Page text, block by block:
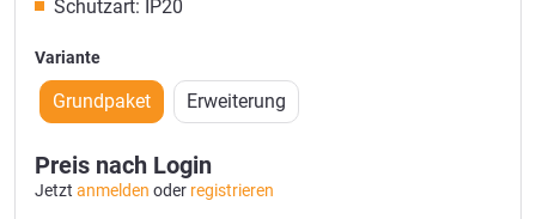
Schutzart: IP20
Variante
Grundpaket Erweiterung
Preis nach Login
Jetzt anmelden oder registrieren